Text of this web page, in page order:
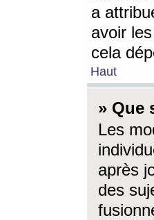
a
avoir
cela
Haut
» Que
Les
après
des